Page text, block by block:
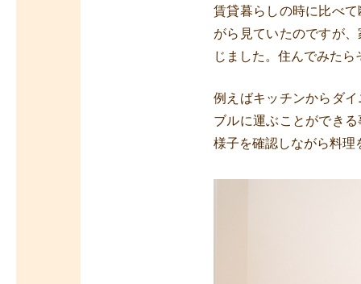
賃貸暮らしの時に比べ
がら見ていたのですが
じました。住んでみた
例えばキッチンからダ
ブルに運ぶことができ
様子を確認しながら料理